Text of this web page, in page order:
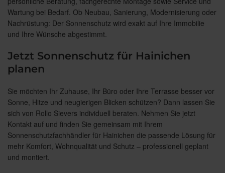
Wartung bei Bedarf. Ob Neubau, Sanierung, Modernisierung oder
Nachrüstung: Der Sonnenschutz wird exakt auf Ihre Immobilie
und Ihre Wünsche abgestimmt.
Jetzt Sonnenschutz für Hainichen
planen
Sie möchten Ihr Zuhause, Ihr Büro oder Ihre Terrasse besser vor
Sonne, Hitze und neugierigen Blicken schützen? Dann lassen Sie
sich von Rollo Sievers individuell beraten. Nehmen Sie jetzt
Kontakt auf und finden Sie gemeinsam mit Ihrem
Sonnenschutzfachhändler für Hainichen die passende Lösung für
mehr Komfort, Wohnqualität und Schutz – professionell geplant
und montiert.